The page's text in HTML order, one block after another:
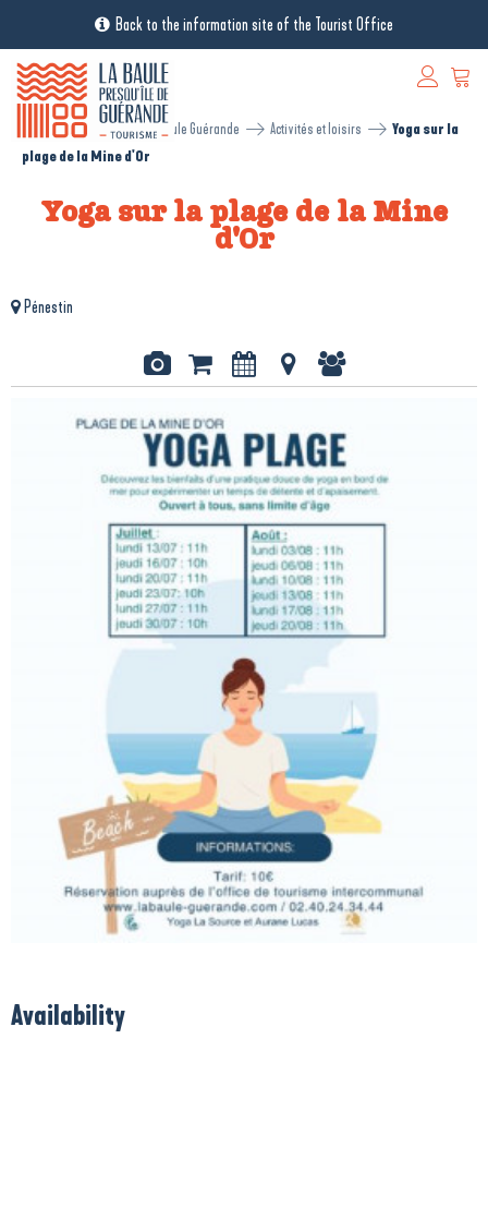
Back to the information site of the Tourist Office
[RESA - EN] Réservation La Baule Guérande Activités et loisirs
Yoga sur la
plage de la Mine d'Or
Yoga sur la plage de la Mine
d'Or
Pénestin
Availability